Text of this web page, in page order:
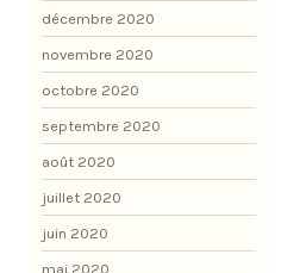
décembre 2020
novembre 2020
octobre 2020
septembre 2020
août 2020
juillet 2020
juin 2020
mai 2020